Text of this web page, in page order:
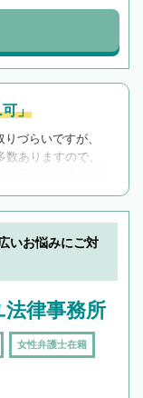
」
づらいですが、
ありますので、
事務所に絞り込
いお悩みにご対
律事務所
女性弁護士在籍